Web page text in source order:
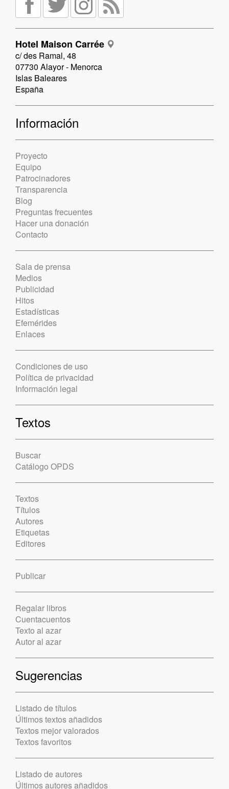
Hotel Maison Carrée
c/ des Ramal, 48
07730 Alayor - Menorca
Islas Baleares
España
Información
Proyecto
Equipo
Patrocinadores
Transparencia
Blog
Preguntas frecuentes
Hacer una donación
Contacto
Sala de prensa
Medios
Publicidad
Hitos
Estadísticas
Efemérides
Enlaces
Condiciones de uso
Política de privacidad
Información legal
Textos
Buscar
Catálogo OPDS
Textos
Títulos
Autores
Etiquetas
Editores
Publicar
Regalar libros
Cuentacuentos
Texto al azar
Autor al azar
Sugerencias
Listado de títulos
Últimos textos añadidos
Textos mejor valorados
Textos favoritos
Listado de autores
Últimos autores añadidos